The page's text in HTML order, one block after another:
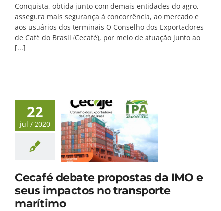
Conquista, obtida junto com demais entidades do agro,
assegura mais segurança à concorrência, ao mercado e
aos usuários dos terminais O Conselho dos Exportadores
de Café do Brasil (Cecafé), por meio de atuação junto ao
[...]
22
jul / 2020
Cecafé debate propostas da IMO e
seus impactos no transporte
marítimo